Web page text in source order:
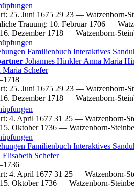
: 25. Juni 1675 29 23 — Watzenborn-
Trauung: 10. Februar 1706 —
16. Dezember 1718 — Watzenborn-
Familienbuch Interaktives
Johannes Hinkler Anna Maria
Maria Schefer
1718
: 25. Juni 1675 29 23 — Watzenborn-
16. Dezember 1718 — Watzenborn-
: 4. April 1677 31 25 — Watzenborn-
15. Oktober 1736 — Watzenborn-
Familienbuch Interaktives
Elisabeth Schefer
1736
: 4. April 1677 31 25 — Watzenborn-
15. Oktober 1736 — Watzenborn-